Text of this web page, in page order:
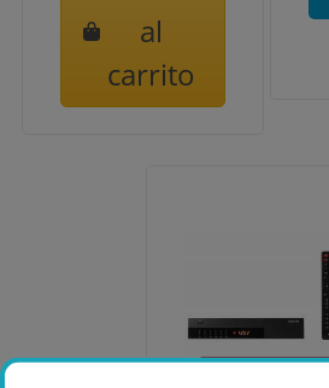
al
carrito
Fuera de stock